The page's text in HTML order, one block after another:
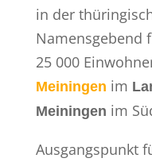
in der
Namensgebend
25 000
Meiningen im
Meiningen im
Ausgangspunkt